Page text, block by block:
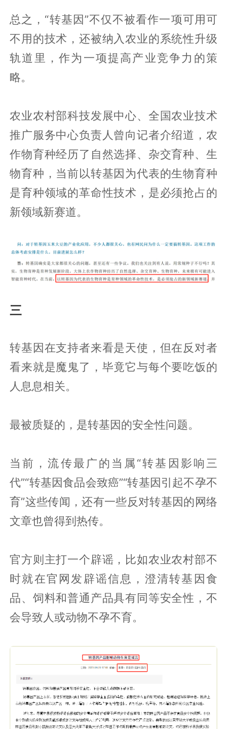
总之，“转基因”不仅不被看作一项可用可
不用的技术，还被纳入农业的系统性升级
轨道里，作为一项提高产业竞争力的策
略。
农业农村部科技发展中心、全国农业技术
推广服务中心负责人曾向记者介绍道，农
作物育种经历了自然选择、杂交育种、生
物育种，当前以转基因为代表的生物育种
是育种领域的革命性技术，是必须抢占的
新领域新赛道。
三
转基因在支持者来看是天使，但在反对者
看来就是魔鬼了，毕竟它与每个要吃饭的
人息息相关。
最被质疑的，是转基因的安全性问题。
当前，流传最广的当属“转基因影响三
代”“转基因食品会致癌”“转基因引起不孕不
育”这些传闻，还有一些反对转基因的网络
文章也曾得到热传。
官方则主打一个辟谣，比如农业农村部不
时就在官网发辟谣信息，澄清转基因食
品、饲料和普通产品具有同等安全性，不
会导致人或动物不孕不育。